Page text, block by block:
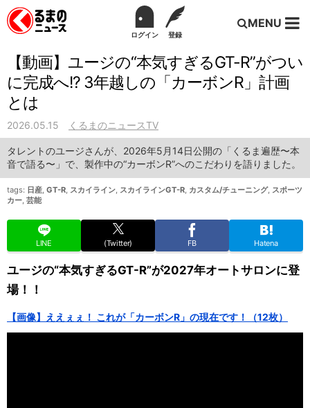
ログイン 登録
MENU
【動画】ユージの“本気すぎるGT-R”がつい
に完成へ!? 3年越しの「カーボンR」計画
とは
2026.05.15 くるまのニュースTV
タレントのユージさんが、2026年5月14日公開の「くるま遍歴〜本
音で語る〜」で、製作中の“カーボンR”へのこだわりを語りました。
tags: 日産, GT-R, スカイライン, スカイラインGT-R, カスタム/チューニング, スポーツ
カー, 芸能
LINE (Twitter) FB Hatena
ユージの“本気すぎるGT-R”が2027年オートサロンに登
場！！
【画像】ええぇぇ！ これが「カーボンR」の現在です！（12枚）